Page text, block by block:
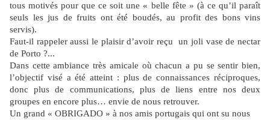
tous motivés pour que ce soit une « belle fête » (à ce qu’il paraît
seuls les jus de fruits ont été boudés, au profit des bons vins
servis).
Faut-il rappeler aussi le plaisir d’avoir reçu
un joli vase de nectar
de Porto ?...
Dans cette ambiance très amicale où chacun a pu se sentir bien,
l’objectif visé a été atteint : plus de connaissances réciproques,
donc plus de communications, plus de liens entre nos deux
groupes en encore plus… envie de nous retrouver.
Un grand « OBRIGADO » à nos amis portugais qui ont su nous